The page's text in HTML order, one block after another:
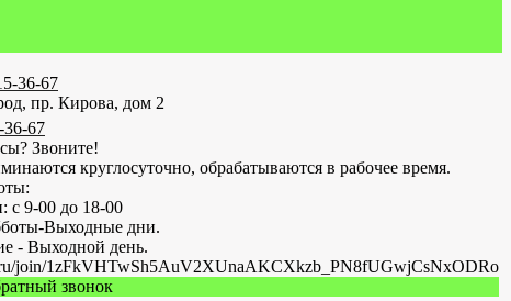
36-67
пр. Кирова, дом 2
36-67
Звоните!
круглосуточно, обрабатываются в рабочее время.
с 9-00 до 18-00
Выходные дни.
- Выходной день.
join/1zFkVHTwSh5AuV2XUnaAKCXkzb_PN8fUGwjCsNxODRo
звонок